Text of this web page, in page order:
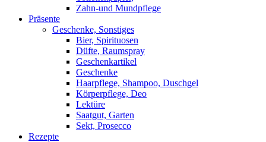
Zahn-und Mundpflege
Präsente
Geschenke, Sonstiges
Bier, Spirituosen
Düfte, Raumspray
Geschenkartikel
Geschenke
Haarpflege, Shampoo, Duschgel
Körperpflege, Deo
Lektüre
Saatgut, Garten
Sekt, Prosecco
Rezepte